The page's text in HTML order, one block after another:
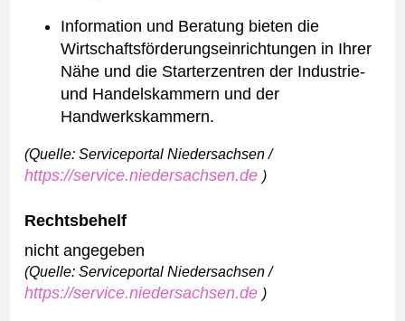
Information und Beratung bieten die
Wirtschaftsförderungseinrichtungen in Ihrer
Nähe und die Starterzentren der Industrie-
und Handelskammern und der
Handwerkskammern.
(Quelle: Serviceportal Niedersachsen /
https://service.niedersachsen.de )
Rechtsbehelf
nicht angegeben
(Quelle: Serviceportal Niedersachsen /
https://service.niedersachsen.de )